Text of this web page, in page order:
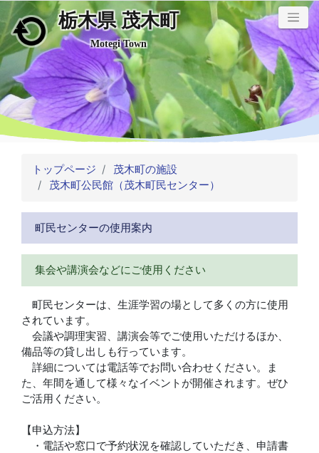
メインコンテンツにスキップ
栃木県 茂木町
Motegi Town
トップページ
茂木町の施設
茂木町公民館（茂木町民センター）
町民センターの使用案内
集会や講演会などにご使用ください
町民センターは、生涯学習の場として多くの方に使用
されています。
会議や調理実習、講演会等でご使用いただけるほか、
備品等の貸し出しも行っています。
詳細については電話等でお問い合わせください。ま
た、年間を通して様々なイベントが開催されます。ぜひ
ご活用ください。
【申込方法】
・電話や窓口で予約状況を確認していただき、申請書